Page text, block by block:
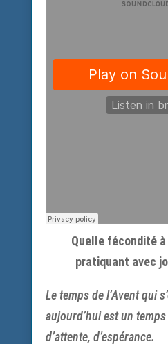
Quelle fécondité à
pratiquant avec
Le temps de l’Avent qui
aujourd’hui est un
d’attente, d’espérance.